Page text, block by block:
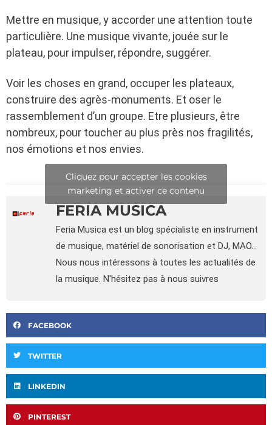
Mettre en musique, y accorder une attention toute
particulière. Une musique vivante, jouée sur le
plateau, pour impulser, répondre, suggérer.
Voir les choses en grand, occuper les plateaux,
construire des agrès-monuments. Et oser le
rassemblement d’un groupe. Etre plusieurs, être
nombreux, pour toucher au plus près nos fragilités,
nos émotions et nos envies.
Cliquez pour accepter les cookies
marketing et activer ce contenu
FERIA MUSICA
Feria Musica est un blog spécialiste en instrument
de musique, matériel de sonorisation et DJ, MAO...
Nous nous intéressons à toutes les actualités de
la musique. N'hésitez pas à nous suivres
FACEBOOK
TWITTER
LINKEDIN
PINTEREST